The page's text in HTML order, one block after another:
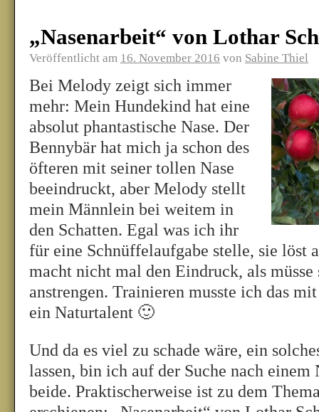
„Nasenarbeit“ von Lothar
Veröffentlicht am 16. November 2016 von Sabine Thiel
Bei Melody zeigt sich immer
mehr: Mein Hundekind hat eine
absolut phantastische Nase. Der
Bennybär hat mich ja schon des
öfteren mit seiner tollen Nase
beeindruckt, aber Melody stellt
mein Männlein bei weitem in
den Schatten. Egal was ich ihr
für eine Schnüffelaufgabe stelle, sie löst
macht nicht mal den Eindruck, als müsse
anstrengen. Trainieren musste ich das
ein Naturtalent 🙂
Und da es viel zu schade wäre, ein
lassen, bin ich auf der Suche nach einem
beide. Praktischerweise ist zu dem